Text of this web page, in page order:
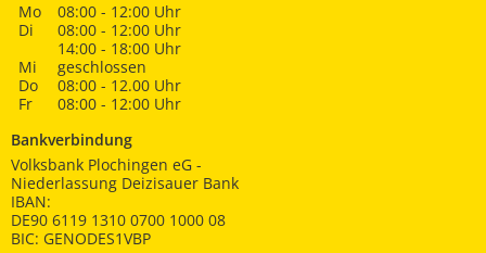
Mo
08:00 - 12:00 Uhr
Di
08:00 - 12:00 Uhr
14:00 - 18:00 Uhr
Mi
geschlossen
Do
08:00 - 12.00 Uhr
Fr
08:00 - 12:00 Uhr
Bankverbindung
Volksbank Plochingen eG -
Niederlassung Deizisauer Bank
IBAN:
DE90 6119 1310 0700 1000 08
BIC: GENODES1VBP